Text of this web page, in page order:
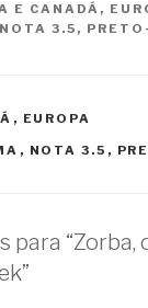
E CANADÁ ,
NOTA 3.5 ,
, EUROPA
, NOTA 3.5 ,
para “Zorba,